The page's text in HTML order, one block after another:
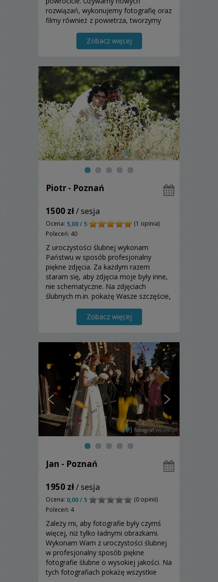
rozwiązań, wykonujemy fotografię oraz
filmy również z powietrza, tworzymy
cena to nasze główne atuty.
Zapraszamy do kontaktu.
Zobacz więcej
Piotr - Poznań
1500 zł/ sesja
Ocena: 5,00 / 5
(1 opinia)
Poleceń: 40
Z uroczystości ślubnej wykonam
Państwu w sposób profesjonalny
piękne zdjęcia. Za każdym razem
staram się, aby zdjęcia moje były inne,
nie schematyczne. Na zdjęciach
ślubnych m.in. pokażę Wasze szczęście,
Zapraszam do zapoznania się z moją
Zobacz więcej
Jan - Poznań
1950 zł/ sesja
Ocena: 0,00 / 5
(0 opinii)
Poleceń: 4
Zależy mi, aby fotografie były czymś
więcej, niż tylko ładnymi obrazkami.
Wykonam Wam z uroczystości ślubnej
w profesjonalny sposób piękne
fotografie ślubne o wysokiej jakości. Na
tych fotografiach pokażę wszystkie